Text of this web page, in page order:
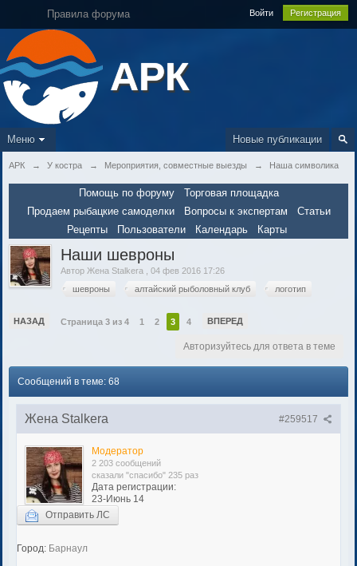
Правила форума Войти Регистрация
АРК
Новые публикации
Меню
АРК → У костра → Мероприятия, совместные выезды → Наша символика
Помощь по форуму
Торговая площадка
Продаем рыбацкие самоделки
Вопросы к экспертам
Статьи
Рецепты
Пользователи Календарь Карты
Наши шевроны
Автор Жена Stalkera ,04 фев 2016 17:26
шевроны
алтайский рыболовный клуб логотип
НАЗАД Страница 3 из 4 1 2 3 4 ВПЕРЕД
Авторизуйтесь для ответа в теме
Сообщений в теме: 68
#259517
Жена Stalkera
Модератор
2 203 сообщений
сказали "спасибо" 235 раз
Дата регистрации:
23-Июнь 14
Отправить ЛС
Город: Барнаул